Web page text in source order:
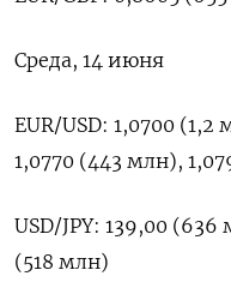
Среда, 14 июня
EUR/USD: 1,0700
1,0770 (443 млн),
USD/JPY: 139,00
(518 млн)